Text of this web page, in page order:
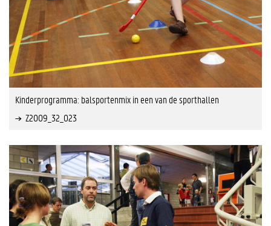
Kinderprogramma: balsportenmix in een van de sporthallen
Z2009_32_023